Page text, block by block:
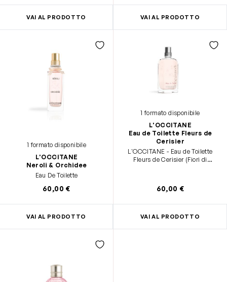
VAI AL PRODOTTO VAI AL PRODOTTO
1 formato disponibile
L'OCCITANE
Neroli & Orchidee
Eau De Toilette
60,00 €
VAI AL PRODOTTO
1 formato disponibile
L'OCCITANE
Eau de Toilette Fleurs de
Cerisier
L'OCCITANE - Eau de Toilette
Fleurs de Cerisier (Fiori di
60,00 €
VAI AL PRODOTTO